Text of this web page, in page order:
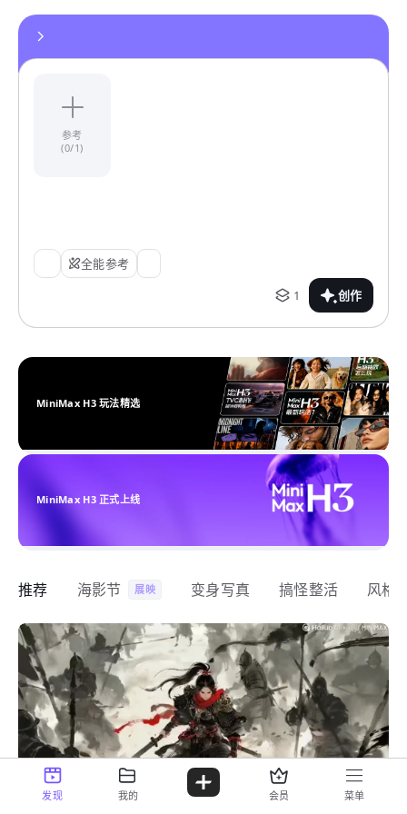
参考
(0/1)
全能参考
1
创作
MiniMax H3 玩法精选
MiniMax H3 正式上线
推荐 海影节 展映 变身写真 搞怪整活 风格
发现 我的 会员 菜单